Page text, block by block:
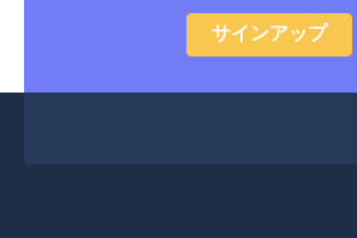
サインアップ